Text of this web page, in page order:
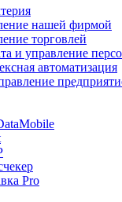
нашей фирмой
торговлей
и управление
автоматизация
Pro